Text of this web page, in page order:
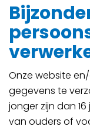
Onze website
gegevens te
jonger zijn dan
van ouders of